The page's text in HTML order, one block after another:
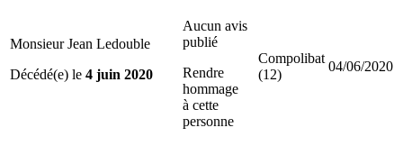
Monsieur Jean Ledouble
Décédé(e) le 4 juin 2020
Aucun avis
publié
Rendre
hommage
à cette
personne
Compolibat
(12)
04/06/2020